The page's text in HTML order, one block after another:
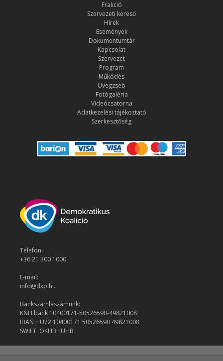
Frakció
Szervezeti kereső
Hírek
Események
Dokumentumtár
Kapcsolat
Szervezet
Program
Működés
Üvegzseb
Fotógaléria
Videócsatorna
Adatkezelési tájékoztató
Szerkesztőség
Telefon:
+36 21 300 1000
E-mail:
info@dkp.hu
Bankszámlaszámunk:
K&H bank 10400171-50526590-49821008
IBAN HU72 10400171 50526590 49821008
SWIFT: OKHBHUHB